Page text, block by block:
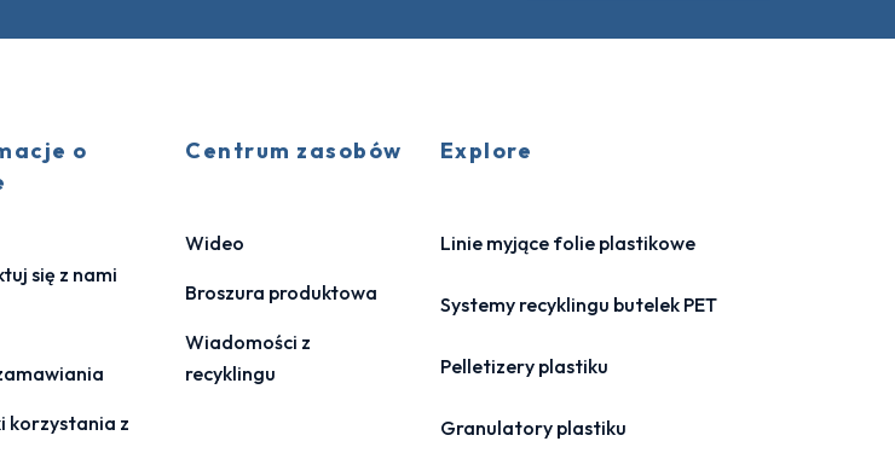
o
się z nami
korzystania z
Centrum zasobów
Wideo
Broszura produktowa
Wiadomości z
recyklingu
Explore
Linie myjące folie plastikowe
Systemy recyklingu butelek PET
Pelletizery plastiku
Granulatory plastiku